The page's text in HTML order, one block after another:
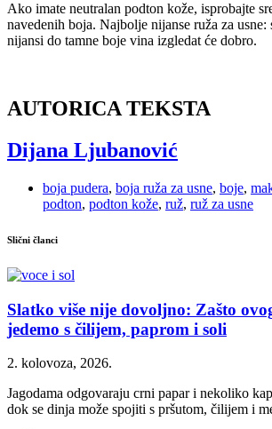
Ako imate neutralan podton kože, isprobajte
navedenih boja. Najbolje nijanse ruža za
nijansi do tamne boje vina izgledat će dobro.
AUTORICA TEKSTA
Dijana Ljubanović
boja pudera, boja ruža za usne, boje,
podton, podton kože, ruž, ruž za usne
Slični članci
Slatko više nije dovoljno: Zašto
jedemo s čilijem, paprom i soli
2. kolovoza, 2026.
Jagodama odgovaraju crni papar i nekoliko
dok se dinja može spojiti s pršutom, čilijem i